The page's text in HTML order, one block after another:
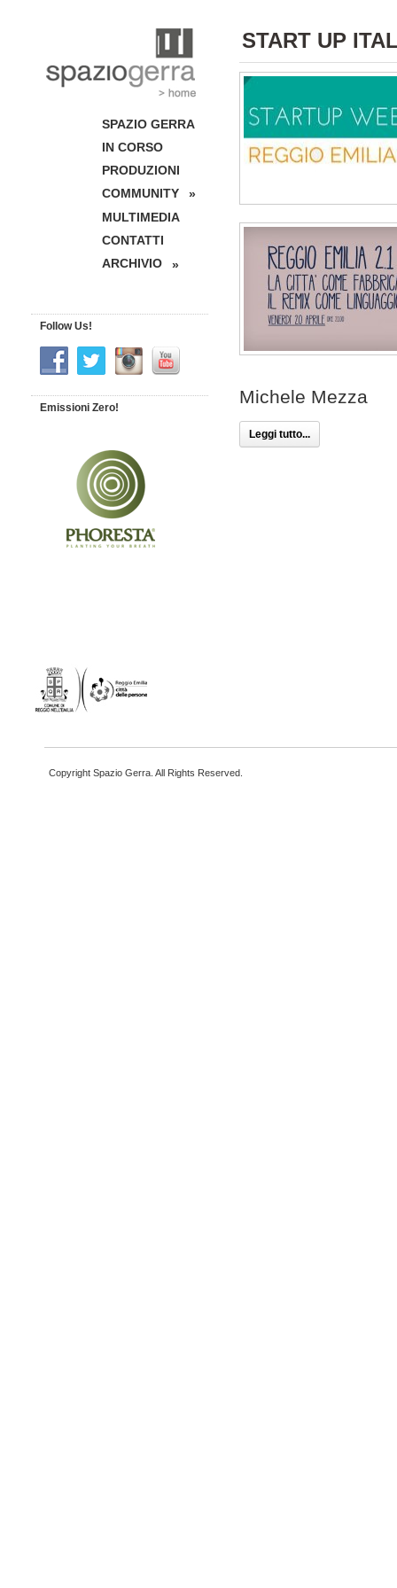
START UP
Michele Mezza
Leggi tutto...
SPAZIO GERRA
IN CORSO
PRODUZIONI
COMMUNITY
»
MULTIMEDIA
CONTATTI
ARCHIVIO
»
Follow Us!
Emissioni Zero!
Copyright Spazio Gerra. All Rights Reserved.